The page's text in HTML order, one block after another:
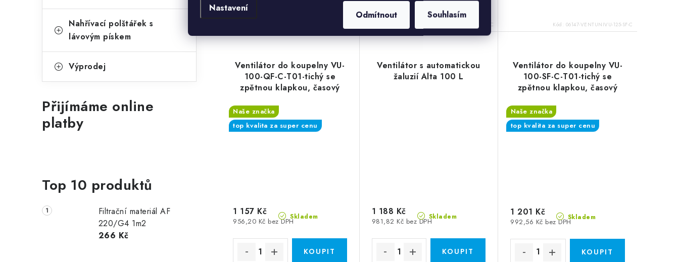
Nastavení
Odmítnout Souhlasím
Nahřívací polštářek s
lávovým pískem
Výprodej
Přijímáme online
platby
Top 10 produktů
Filtrační materiál AF
220/G4 1m2
266 Kč
06139-VENTUNIVU-125-QF-C Kód: 06147-VENTUNIVU-125-SF-C
Ventilátor do koupelny VU-
100-QF-C-T01-tichý se
zpětnou klapkou, časový
Naše značka
top kvalita za super cenu
Skladem
956,20 Kč bez DPH
1 157 Kč
Ventilátor s automatickou
žaluzií Alta 100 L
Skladem
981,82 Kč bez DPH
1 188 Kč
Ventilátor do koupelny VU-
100-SF-C-T01-tichý se
zpětnou klapkou, časový
Naše značka
top kvalita za super cenu
Skladem
992,56 Kč bez DPH
1 201 Kč